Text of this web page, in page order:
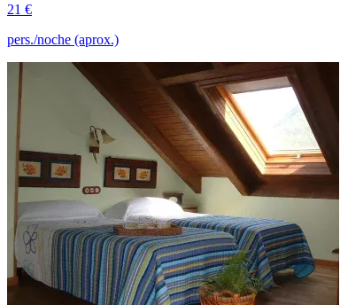
21 €
pers./noche (aprox.)